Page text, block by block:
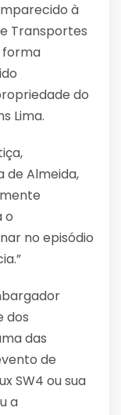
à
Transportes
forma
do
Lima.
de Almeida,
o
no episódio
dos
das
de
SW4 ou sua
a